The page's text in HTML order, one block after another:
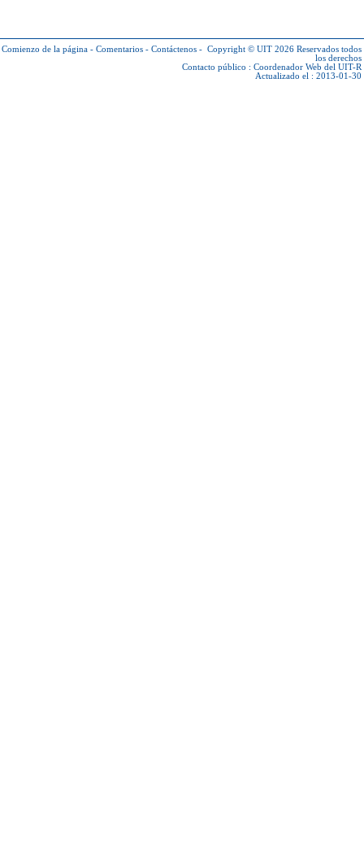
Comienzo de la página - Comentarios - Contáctenos - Copyright © UIT 2026 Reservados todos
los derechos
Contacto público : Coordenador Web del UIT-R
Actualizado el : 2013-01-30